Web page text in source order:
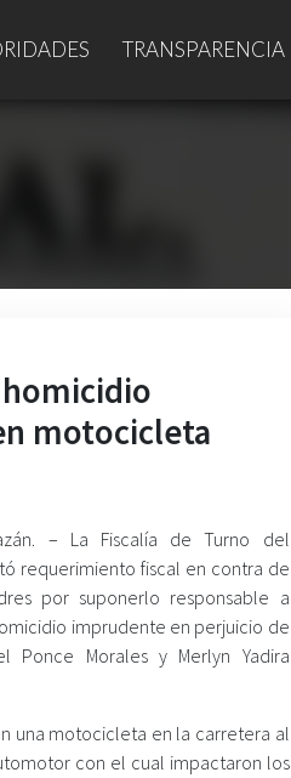
TRANSPARENCIA
motocicleta
– La Fiscalía de Turno del
requerimiento fiscal en contra de
por suponerlo responsable a
imprudente en perjuicio de
Ponce Morales y Merlyn Yadira
una motocicleta en la carretera al
con el cual impactaron los